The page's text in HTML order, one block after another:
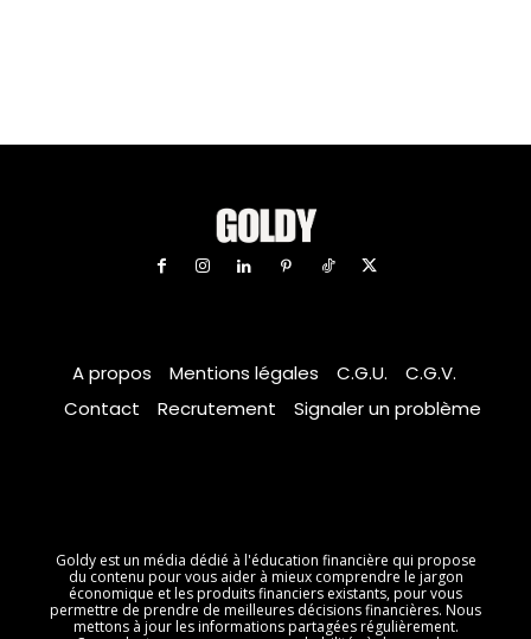
A propos Mentions légales C.G.U.
C.G.V.
Contact
Recrutement Signaler un problème
Goldy est un média dédié à l'éducation financière qui propose
du contenu pour vous aider à mieux comprendre le jargon
économique et les produits financiers existants, pour vous
permettre de prendre de meilleures décisions financières. Nous
mettons à jour les informations partagées régulièrement.